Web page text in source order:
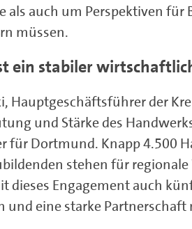
als auch um Perspektiven
müssen.
ein stabiler
Hauptgeschäftsführer der
und Stärke des
für Dortmund. Knapp 4.500
stehen für
dieses Engagement auch
und eine starke Partnerschaft